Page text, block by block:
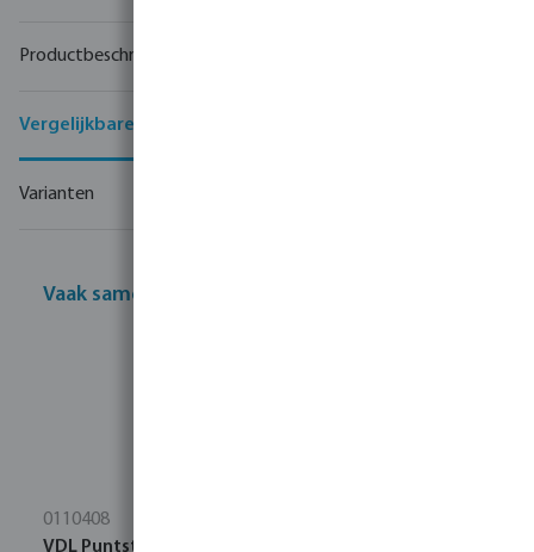
Productbeschrijving
Vergelijkbare producten
Varianten
Vaak samen gekocht
0110408
VDL Puntstuk PVC-U 40 mm x 1 1/4" lijmmof x